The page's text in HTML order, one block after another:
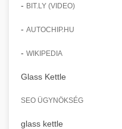
- BIT.LY (VIDEO)
- AUTOCHIP.HU
- WIKIPEDIA
Glass Kettle
SEO ÜGYNÖKSÉG
glass kettle